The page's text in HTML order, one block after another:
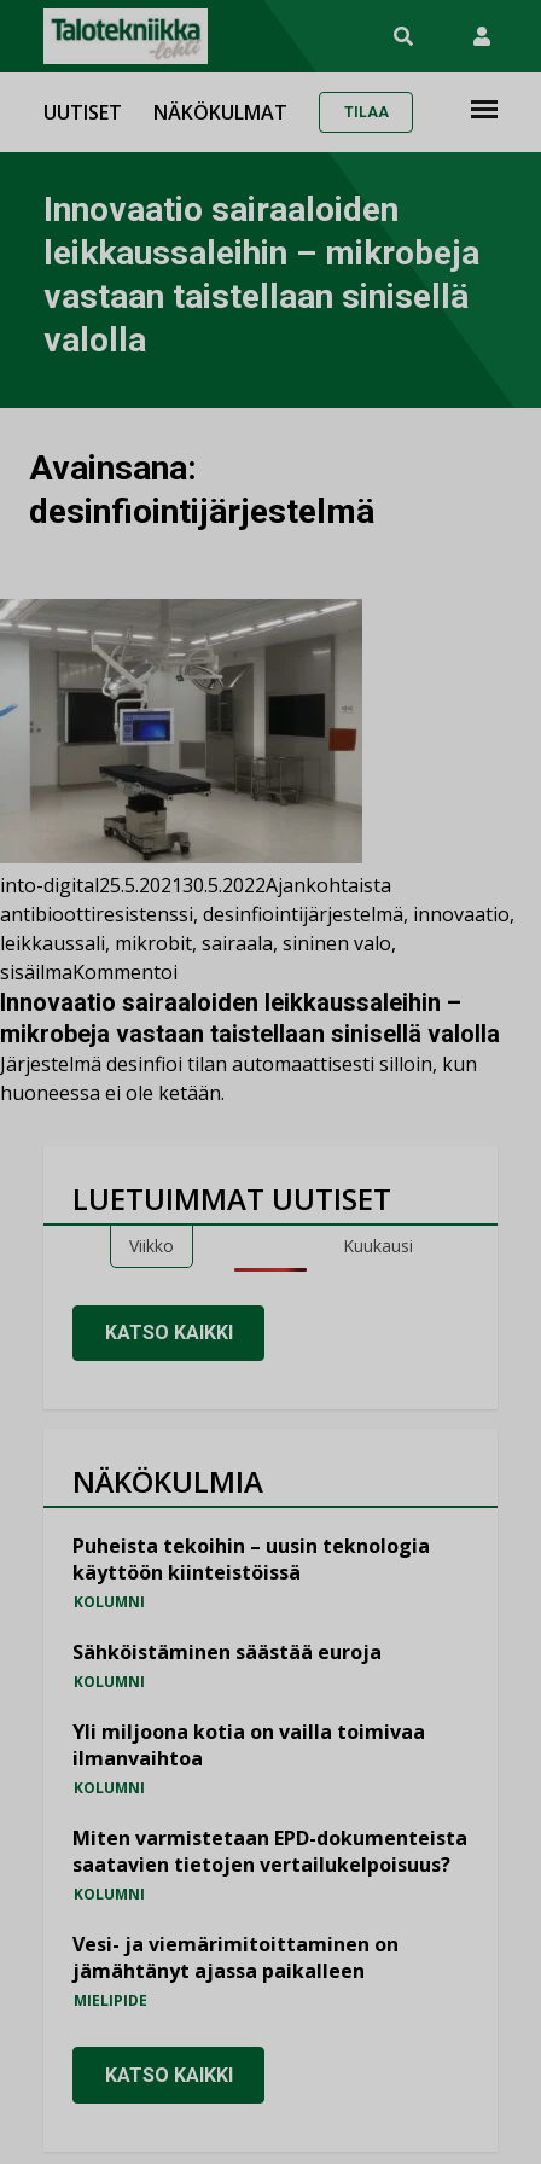
UUTISET NÄKÖKULMAT TILAA
Innovaatio sairaaloiden
leikkaussaleihin – mikrobeja
vastaan taistellaan sinisellä
valolla
Avainsana:
desinfiointijärjestelmä
into-digital25.5.202130.5.2022Ajankohtaista
antibioottiresistenssi, desinfiointijärjestelmä, innovaatio,
leikkaussali, mikrobit, sairaala, sininen valo,
sisäilmaKommentoi
Innovaatio sairaaloiden leikkaussaleihin –
mikrobeja vastaan taistellaan sinisellä valolla
Järjestelmä desinfioi tilan automaattisesti silloin, kun
huoneessa ei ole ketään.
LUETUIMMAT UUTISET
Viikko Kuukausi
KATSO KAIKKI
NÄKÖKULMIA
Puheista tekoihin – uusin teknologia
käyttöön kiinteistöissä
KOLUMNI
Sähköistäminen säästää euroja
KOLUMNI
Yli miljoona kotia on vailla toimivaa
ilmanvaihtoa
KOLUMNI
Miten varmistetaan EPD-dokumenteista
saatavien tietojen vertailukelpoisuus?
KOLUMNI
Vesi- ja viemärimitoittaminen on
jämähtänyt ajassa paikalleen
MIELIPIDE
KATSO KAIKKI